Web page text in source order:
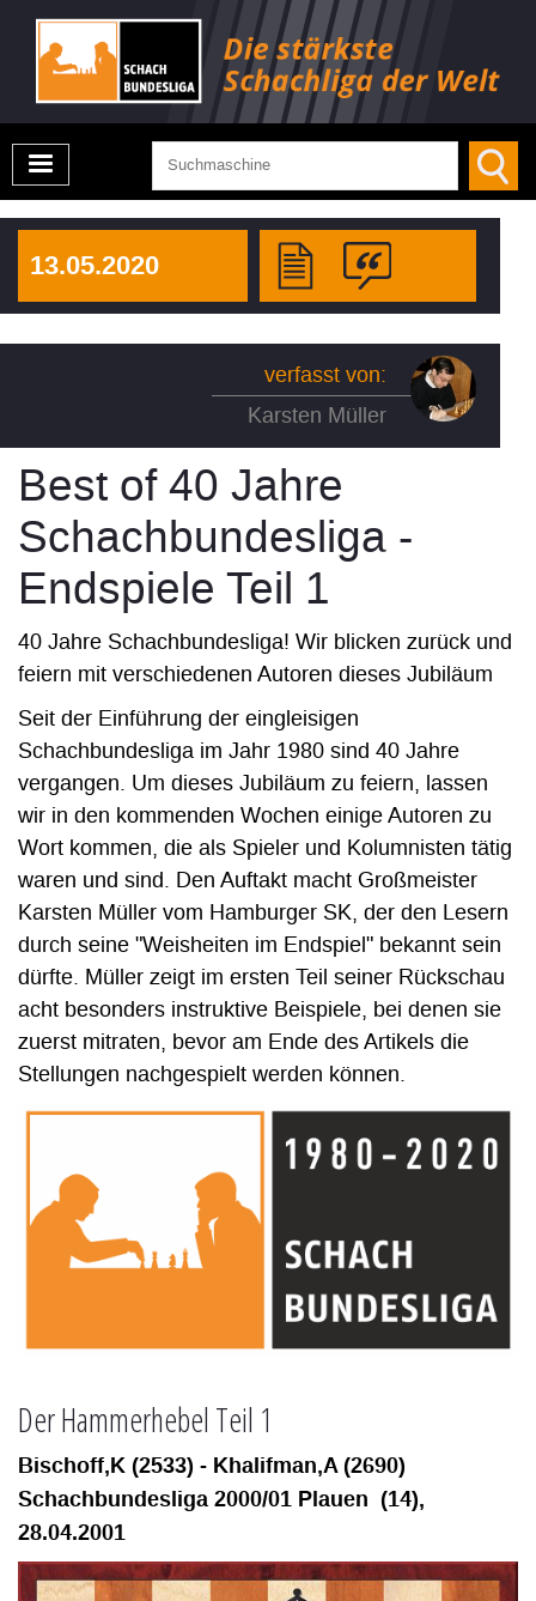
13.05.2020
verfasst von:
Karsten Müller
Best of 40 Jahre
Schachbundesliga -
Endspiele Teil 1
40 Jahre Schachbundesliga! Wir blicken zurück und
feiern mit verschiedenen Autoren dieses Jubiläum
Seit der Einführung der eingleisigen
Schachbundesliga im Jahr 1980 sind 40 Jahre
vergangen. Um dieses Jubiläum zu feiern, lassen
wir in den kommenden Wochen einige Autoren zu
Wort kommen, die als Spieler und Kolumnisten tätig
waren und sind. Den Auftakt macht Großmeister
Karsten Müller vom Hamburger SK, der den Lesern
durch seine "Weisheiten im Endspiel" bekannt sein
dürfte. Müller zeigt im ersten Teil seiner Rückschau
acht besonders instruktive Beispiele, bei denen sie
zuerst mitraten, bevor am Ende des Artikels die
Stellungen nachgespielt werden können.
Der Hammerhebel Teil 1
Bischoff,K (2533) - Khalifman,A (2690)
Schachbundesliga 2000/01 Plauen (14),
28.04.2001